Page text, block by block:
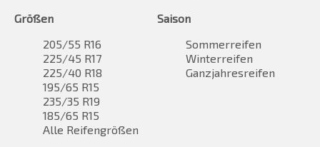
Größen
205/55 R16
225/45 R17
225/40 R18
195/65 R15
235/35 R19
185/65 R15
Alle Reifengrößen
Saison
Sommerreifen
Winterreifen
Ganzjahresreifen